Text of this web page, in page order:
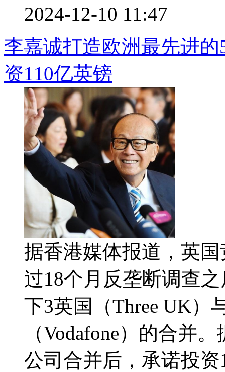
2024-12-10 11:47
李嘉诚打造欧洲最先进
资110亿英镑
据香港媒体报道，英
过18个月反垄断调查
下3英国（Three UK）
（Vodafone）的合并
公司合并后，承诺投资